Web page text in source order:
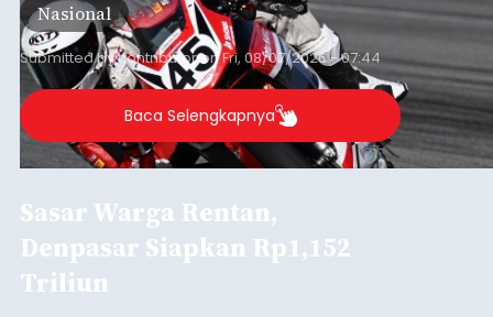
Barat, pada 7–9 Agustus 2026.
Nasional
Submitted bycontributoronFri, 08/07/2026 - 07:44
Baca Selengkapnya
Sasar Warga Rentan,
Denpasar Siapkan Rp1,152
Triliun